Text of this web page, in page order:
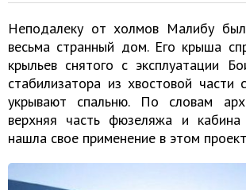
Неподалеку от холмов Малибу
весьма странный дом. Его крыша
крыльев снятого с эксплуатации
стабилизатора из хвостовой части
укрывают спальню. По словам
верхняя часть фюзеляжа и кабина
нашла свое применение в этом